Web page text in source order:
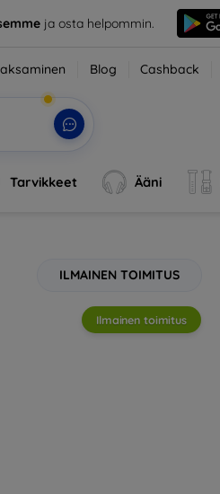
ja osta helpommin.
Blog Cashback
Tarvikkeet Ääni
ILMAINEN TOIMITUS
Ilmainen toimitus